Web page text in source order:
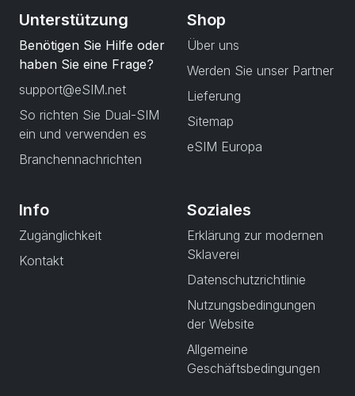
Unterstützung
Benötigen Sie Hilfe oder
haben Sie eine Frage?
support@eSIM.net
So richten Sie Dual-SIM
ein und verwenden es
Branchennachrichten
Shop
Über uns
Werden Sie unser Partner
Lieferung
Sitemap
eSIM Europa
Info
Zugänglichkeit
Kontakt
Soziales
Erklärung zur modernen
Sklaverei
Datenschutzrichtlinie
Nutzungsbedingungen
der Website
Allgemeine
Geschäftsbedingungen